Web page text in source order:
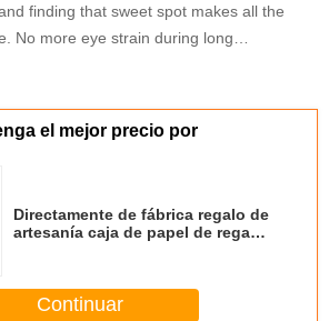
finding that sweet spot makes all the
No more eye strain during long
is smooth, and finding that
long sessions. Highly recommend
time to set it up properly!""The Pico 4's
is fantastic once you dial in the IPD
sweet spot makes all the difference.
el mejor precio por
Directamente de fábrica regalo de
artesanía caja de papel de regalo
cartón
Continuar